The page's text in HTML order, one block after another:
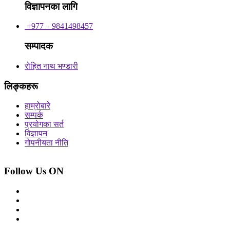
विज्ञापनका लागि
+977 – 9841498457
सम्पादक
रोहित नाथ भण्डारी
लिङ्कहरू
हाम्रोबारे
सम्पर्क
प्रयोगका सर्त
विज्ञापन
गोपनीयता नीति
Follow Us ON